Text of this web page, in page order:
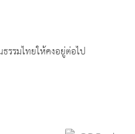
รรมไทยให้คงอยู่ต่อไป